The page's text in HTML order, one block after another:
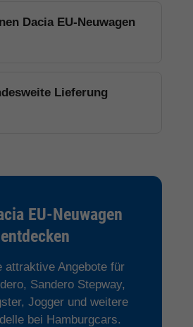
Dacia EU-Neuwagen
Lieferung
EU-Neuwagen
entdecken
attraktive Angebote für
Sandero Stepway,
Jogger und weitere
bei Hamburgcars.